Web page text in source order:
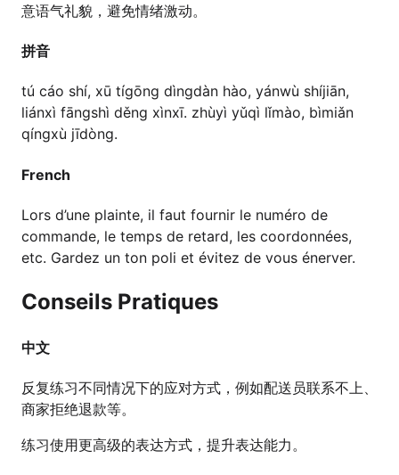
意语气礼貌，避免情绪激动。
拼音
tú cáo shí, xū tígōng dìngdàn hào, yánwù shíjiān,
liánxì fāngshì děng xìnxī. zhùyì yǔqì lǐmào, bìmiǎn
qíngxù jīdòng.
French
Lors d’une plainte, il faut fournir le numéro de
commande, le temps de retard, les coordonnées,
etc. Gardez un ton poli et évitez de vous énerver.
Conseils Pratiques
中文
反复练习不同情况下的应对方式，例如配送员联系不上、
商家拒绝退款等。
练习使用更高级的表达方式，提升表达能力。